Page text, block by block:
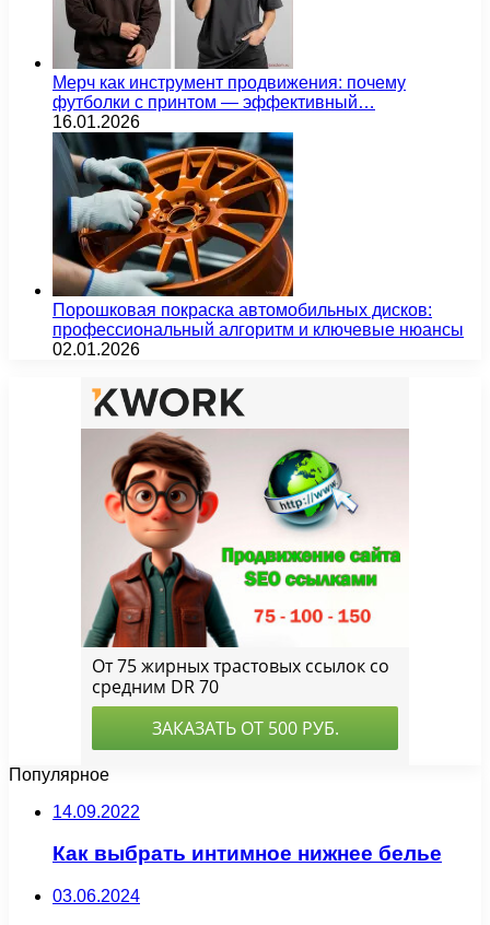
Мерч как инструмент продвижения: почему
футболки с принтом — эффективный…
16.01.2026
Порошковая покраска автомобильных дисков:
профессиональный алгоритм и ключевые нюансы
02.01.2026
Популярное
14.09.2022
Как выбрать интимное нижнее белье
03.06.2024